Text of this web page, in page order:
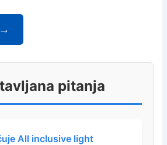
pitanja
All inclusive light